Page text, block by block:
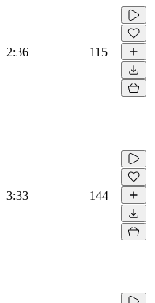
2:36 115
3:33 144